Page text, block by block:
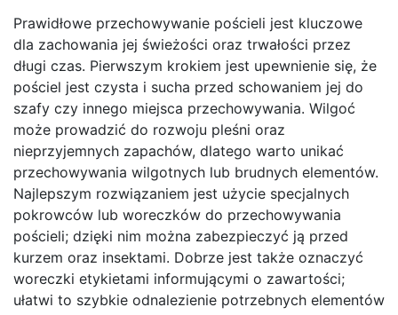
Prawidłowe przechowywanie pościeli jest kluczowe
dla zachowania jej świeżości oraz trwałości przez
długi czas. Pierwszym krokiem jest upewnienie się, że
pościel jest czysta i sucha przed schowaniem jej do
szafy czy innego miejsca przechowywania. Wilgoć
może prowadzić do rozwoju pleśni oraz
nieprzyjemnych zapachów, dlatego warto unikać
przechowywania wilgotnych lub brudnych elementów.
Najlepszym rozwiązaniem jest użycie specjalnych
pokrowców lub woreczków do przechowywania
pościeli; dzięki nim można zabezpieczyć ją przed
kurzem oraz insektami. Dobrze jest także oznaczyć
woreczki etykietami informującymi o zawartości;
ułatwi to szybkie odnalezienie potrzebnych elementów